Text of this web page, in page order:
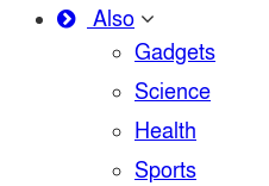
Also
Gadgets
Science
Health
Sports